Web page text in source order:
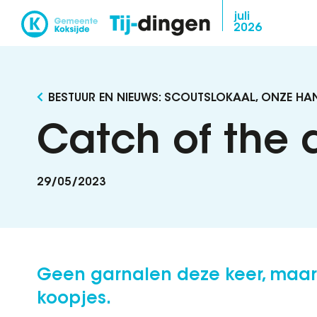
Overslaan
juli
2026
BESTUUR EN NIEUWS: SCOUTSLOKAAL, ONZE
Catch of the
29/05/2023
Geen garnalen deze keer, maar
koopjes.